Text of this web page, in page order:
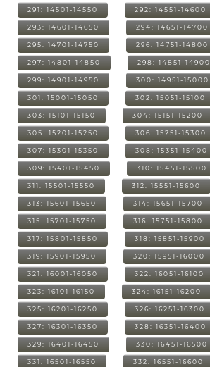
291: 14501-14550 292: 14551-14600
293: 14601-14650 294: 14651-14700
295: 14701-14750 296: 14751-14800
297: 14801-14850 298: 14851-14900
299: 14901-14950 300: 14951-15000
301: 15001-15050 302: 15051-15100
303: 15101-15150 304: 15151-15200
305: 15201-15250 306: 15251-15300
307: 15301-15350 308: 15351-15400
309: 15401-15450 310: 15451-15500
311: 15501-15550 312: 15551-15600
313: 15601-15650 314: 15651-15700
315: 15701-15750 316: 15751-15800
317: 15801-15850 318: 15851-15900
319: 15901-15950 320: 15951-16000
321: 16001-16050 322: 16051-16100
323: 16101-16150 324: 16151-16200
325: 16201-16250 326: 16251-16300
327: 16301-16350 328: 16351-16400
329: 16401-16450 330: 16451-16500
331: 16501-16550 332: 16551-16600